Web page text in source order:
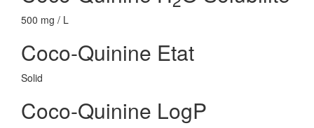
500 mg / L
Coco-Quinine Etat
Solid
Coco-Quinine LogP